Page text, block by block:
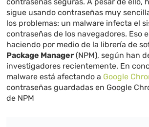
sigue usando contraseñas muy
los problemas: un malware infecta el
contraseñas de los navegadores. Eso
haciendo por medio de la librería de
Package Manager (NPM), según han
investigadores recientemente. En
malware está afectando a Google
contraseñas guardadas en Google
de NPM